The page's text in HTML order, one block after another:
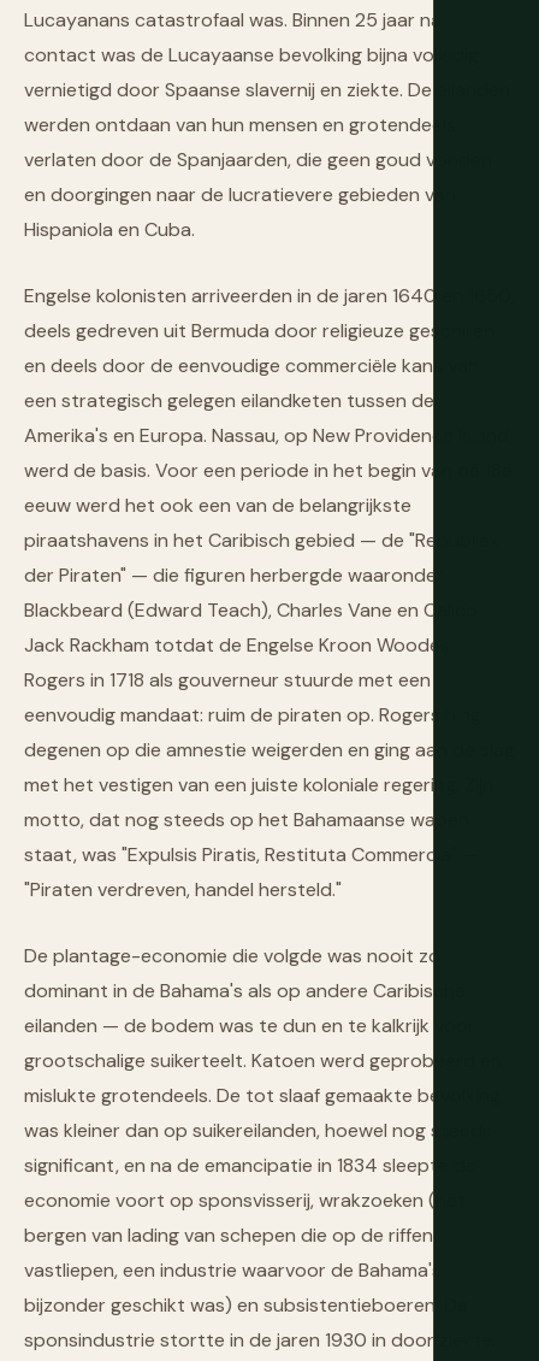
Lucayanans catastrofaal was. Binnen 25 jaar na
contact was de Lucayaanse bevolking bijna volledig
vernietigd door Spaanse slavernij en ziekte. De eilanden
werden ontdaan van hun mensen en grotendeels
verlaten door de Spanjaarden, die geen goud vonden
en doorgingen naar de lucratievere gebieden van
Hispaniola en Cuba.
Engelse kolonisten arriveerden in de jaren 1640 en 1650,
deels gedreven uit Bermuda door religieuze geschillen
en deels door de eenvoudige commerciële kans van
een strategisch gelegen eilandketen tussen de
Amerika's en Europa. Nassau, op New Providence Island,
werd de basis. Voor een periode in het begin van de 18e
eeuw werd het ook een van de belangrijkste
piraatshavens in het Caribisch gebied — de "Republiek
der Piraten" — die figuren herbergde waaronder
Blackbeard (Edward Teach), Charles Vane en Calico
Jack Rackham totdat de Engelse Kroon Woodes
Rogers in 1718 als gouverneur stuurde met een
eenvoudig mandaat: ruim de piraten op. Rogers hing
degenen op die amnestie weigerden en ging aan de slag
met het vestigen van een juiste koloniale regering. Zijn
motto, dat nog steeds op het Bahamaanse wapen
staat, was "Expulsis Piratis, Restituta Commercia" —
"Piraten verdreven, handel hersteld."
De plantage-economie die volgde was nooit zo
dominant in de Bahama's als op andere Caribische
eilanden — de bodem was te dun en te kalkrijk voor
grootschalige suikerteelt. Katoen werd geprobeerd en
mislukte grotendeels. De tot slaaf gemaakte bevolking
was kleiner dan op suikereilanden, hoewel nog steeds
significant, en na de emancipatie in 1834 sleepte de
economie voort op sponsvisserij, wrakzoeken (het
bergen van lading van schepen die op de riffen
vastliepen, een industrie waarvoor de Bahama's
bijzonder geschikt was) en subsistentieboeren. De
sponsindustrie stortte in de jaren 1930 in door ziekte.